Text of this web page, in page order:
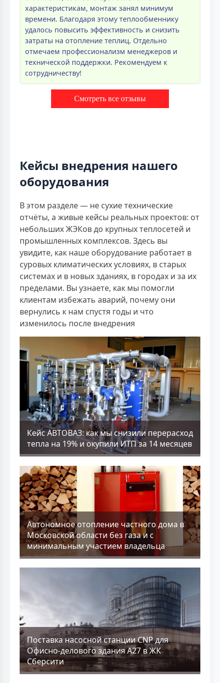
характеристикам, монтаж занял минимум
времени. Благодаря этому теплообменнику
удалось повысить эффективность и снизить
затраты на отопление теплиц. Отдельно
отмечаем профессионализм менеджеров и
технической поддержки. Рекомендуем к
сотрудничеству!
Смотреть все отзывы
Кейсы внедрения нашего
оборудования
В этом разделе — не сухие технические
отчёты, а живые кейсы реальных проектов: от
небольших ЖЭКов до крупных теплосетей и
промышленных комплексов. Здесь вы
увидите, как наше оборудование работает в
суровых климатических условиях, в старых
системах и в новых зданиях, в городах и за их
пределами. Вы узнаете, как мы помогли
клиентам избежать аварий, почему они
вернулись к нам спустя годы и что
изменилось после внедрения
Кейс АВТОВАЗ: как мы снизили перерасход
тепла на 19% и окупили ИТП за 14 месяцев
Aвтономное отопление частного дома в
Московской области без газа и с
минимальным участием владельца
Поставка насосной станции CNP для
Офисно-делового здания А27 в ЖК
Сберсити